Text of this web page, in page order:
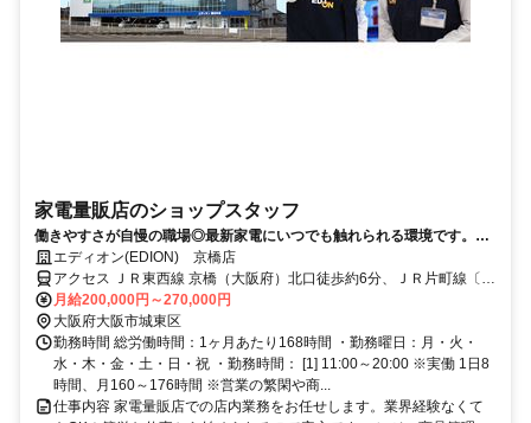
家電量販店のショップスタッフ
働きやすさが自慢の職場◎最新家電にいつでも触れられる環境です。割
引制度などの嬉しい待遇もあり！
エディオン(EDION) 京橋店
アクセス ＪＲ東西線 京橋（大阪府）北口徒歩約6分、ＪＲ片町線〔学
研都市線〕 京橋（大阪府）北口徒歩約6分、ＪＲ大阪環状線 京橋（大
阪府）北口徒歩約6分
月給200,000円～270,000円
大阪府大阪市城東区
勤務時間 総労働時間：1ヶ月あたり168時間 ・勤務曜日：月・火・
水・木・金・土・日・祝 ・勤務時間： [1] 11:00～20:00 ※実働 1日8
時間、月160～176時間 ※営業の繁閑や商...
仕事内容 家電量販店での店内業務をお任せします。業界経験なくて